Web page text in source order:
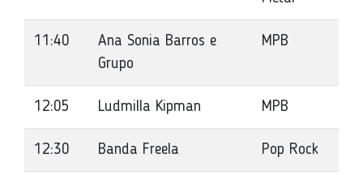
11:40
Ana Sonia Barros e
Grupo
MPB
12:05 Ludmilla Kipman MPB
12:30 Banda Freela Pop Rock